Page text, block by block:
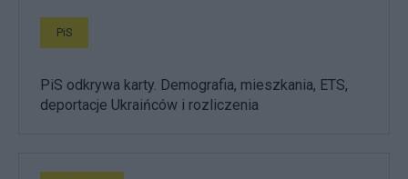
PiS
PiS odkrywa karty. Demografia, mieszkania, ETS,
deportacje Ukraińców i rozliczenia